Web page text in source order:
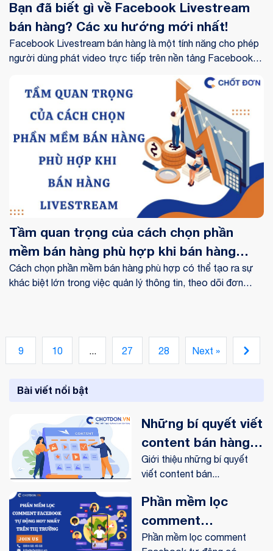
Bạn đã biết gì về Facebook Livestream
bán hàng? Các xu hướng mới nhất!
Facebook Livestream bán hàng là một tính năng cho phép
người dùng phát video trực tiếp trên nền tảng Facebook,
Xuất hiện lần đầu vào năm 2016, livestream nhanh chóng
trở thành công cụ mạnh mẽ trong thương mại điện tử, cho
phép người dùng chia sẻ trải nghiệm và thông tin sản phẩm
một cách sinh động.
Tầm quan trọng của cách chọn phần
mềm bán hàng phù hợp khi bán hàng
livestream
Cách chọn phần mềm bán hàng phù hợp có thể tạo ra sự
khác biệt lớn trong việc quản lý thông tin, theo dõi đơn
cực kỳ quan trọng trong bối cảnh cạnh tranh hiện nay.
Next »
9 10 ... 27 28
Bài viết nổi bật
Những bí quyết viết
content bán hàng
online trên
Facebook
Giới thiệu những bí quyết
viết content bán...
Phần mềm lọc
comment
Facebook tự động
Phần mềm lọc comment